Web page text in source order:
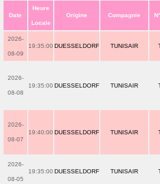
Date
Heure
Locale
Origine Compagnie
2026-
08-09
19:35:00 DUESSELDORF TUNISAIR
2026-
08-08
19:35:00 DUESSELDORF TUNISAIR
2026-
08-07
19:40:00 DUESSELDORF TUNISAIR
2026-
08-05
19:35:00 DUESSELDORF TUNISAIR